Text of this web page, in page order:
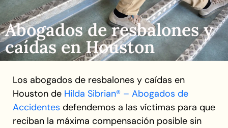
Abogados de resbalones y
caídas en Houston
Los abogados de resbalones y caídas en
Houston de Hilda Sibrian® – Abogados de
Accidentes defendemos a las víctimas para que
reciban la máxima compensación posible sin